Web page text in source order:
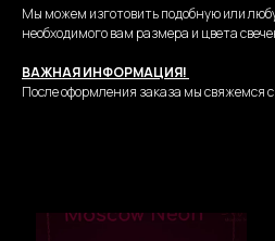
Мы можем изготовить подобную или
необходимого вам размера и цвета
ВАЖНАЯ ИНФОРМАЦИЯ!
После оформления заказа мы свяжемся